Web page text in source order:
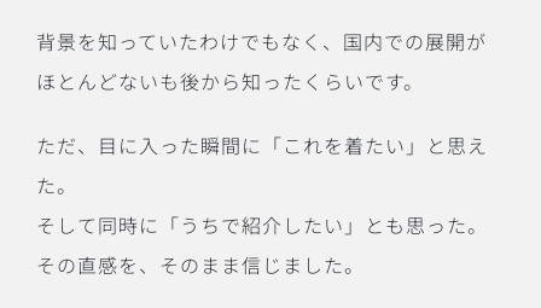
背景を知っていたわけでもなく、国内での展開が
ほとんどないも後から知ったくらいです。
ただ、目に入った瞬間に「これを着たい」と思え
た。
そして同時に「うちで紹介したい」とも思った。
その直感を、そのまま信じました。